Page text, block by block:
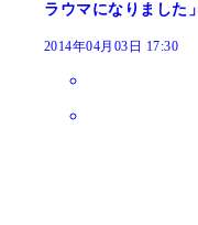
ラウマになりました」
2014年04月03日 17:30